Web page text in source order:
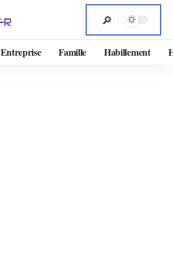
Entreprise Famille Habillement